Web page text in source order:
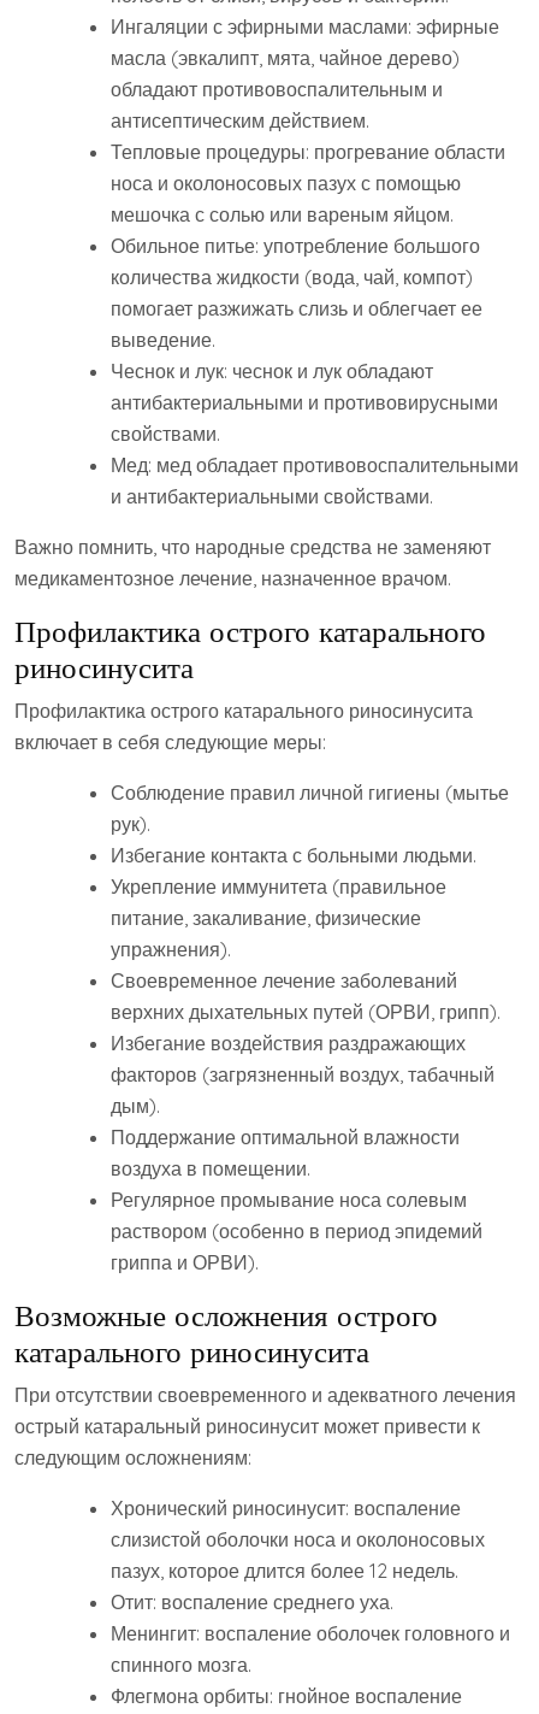
Ингаляции с эфирными маслами: эфирные
масла (эвкалипт‚ мята‚ чайное дерево)
обладают противовоспалительным и
антисептическим действием.
Тепловые процедуры: прогревание области
носа и околоносовых пазух с помощью
мешочка с солью или вареным яйцом.
Обильное питье: употребление большого
количества жидкости (вода‚ чай‚ компот)
помогает разжижать слизь и облегчает ее
выведение.
Чеснок и лук: чеснок и лук обладают
антибактериальными и противовирусными
свойствами.
Мед: мед обладает противовоспалительными
и антибактериальными свойствами.
Важно помнить‚ что народные средства не заменяют
медикаментозное лечение‚ назначенное врачом.
Профилактика острого катарального
риносинусита
Профилактика острого катарального риносинусита
включает в себя следующие меры:
Соблюдение правил личной гигиены (мытье
рук).
Избегание контакта с больными людьми.
Укрепление иммунитета (правильное
питание‚ закаливание‚ физические
упражнения).
Своевременное лечение заболеваний
верхних дыхательных путей (ОРВИ‚ грипп).
Избегание воздействия раздражающих
факторов (загрязненный воздух‚ табачный
дым).
Поддержание оптимальной влажности
воздуха в помещении.
Регулярное промывание носа солевым
раствором (особенно в период эпидемий
гриппа и ОРВИ).
Возможные осложнения острого
катарального риносинусита
При отсутствии своевременного и адекватного лечения
острый катаральный риносинусит может привести к
следующим осложнениям:
Хронический риносинусит: воспаление
слизистой оболочки носа и околоносовых
пазух‚ которое длится более 12 недель.
Отит: воспаление среднего уха.
Менингит: воспаление оболочек головного и
спинного мозга.
Флегмона орбиты: гнойное воспаление